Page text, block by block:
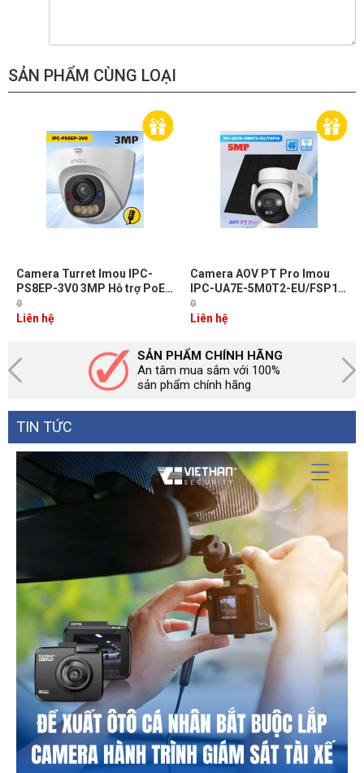
SẢN PHẨM CÙNG LOẠI
Camera Turret Imou IPC-
PS8EP-3V0 3MP Hỗ trợ PoE,
Đàm thoại 2 chiều, Hỗ trợ thẻ
nhớ upto 512GB, IR30m, IP67
0
Liên hệ
Camera AOV PT Pro Imou
IPC-UA7E-5M0T2-EU/FSP14
5MP - Pin mặt trời, Sim 4G &
WiFi, Tích hợp loa & mic, Tích
0
Liên hệ
SẢN PHẨM CHÍNH HÃNG
An tâm mua sắm với 100%
sản phẩm chính hãng
TIN TỨC